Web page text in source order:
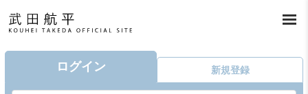
ログイン 新規登録